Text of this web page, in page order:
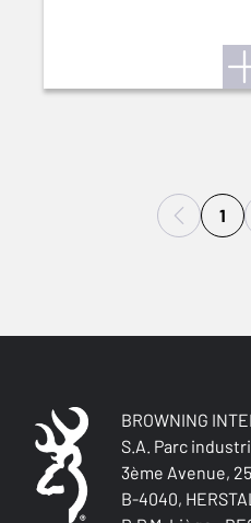
1
BROWNING
S.A. Parc
3ème Avenue, 25
B-4040,